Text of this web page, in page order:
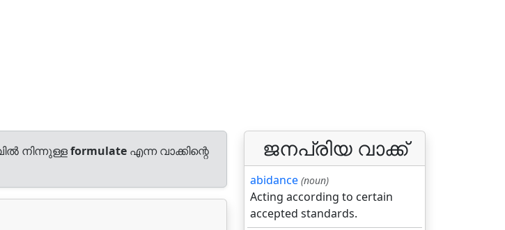
നിന്നുള്ളformulate എന്ന വാക്കിന്റെ
ജനപ്രിയ വാക്ക്
abidance (noun)
Acting according to certain
accepted standards.